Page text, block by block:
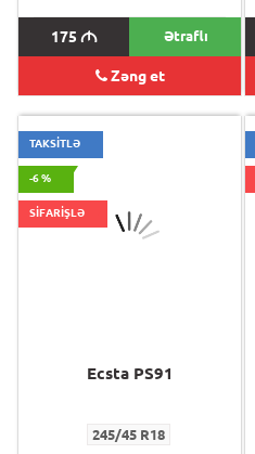
175 M Ətraflı
Zəng et
TAKSİTLƏ
-6 %
SİFARİŞLƏ
Ecsta PS91
245/45 R18